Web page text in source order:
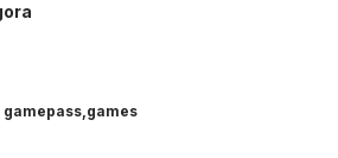
gamepass games